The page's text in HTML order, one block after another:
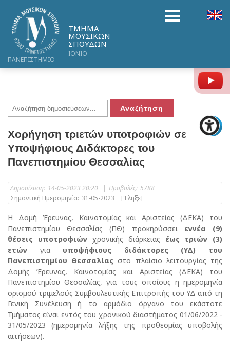
ΤΜΗΜΑ
ΜΟΥΣΙΚΩΝ
ΣΠΟΥΔΩΝ
ΙΟΝΙΟ
ΠΑΝΕΠΙΣΤΗΜΙΟ
Χορήγηση τριετών υποτροφιών σε
Υποψήφιους Διδάκτορες του
Πανεπιστημίου Θεσσαλίας
Δημοσίευση: 14-05-2023 20:20 | Προβολές: 5788
Σημαντική Ημερομηνία: 31-05-2023 [Έληξε]
Η Δομή Έρευνας, Καινοτομίας και Αριστείας (ΔΕΚΑ) του
Πανεπιστημίου Θεσσαλίας (ΠΘ) προκηρύσσει εννέα (9)
θέσεις υποτροφιών χρονικής διάρκειας έως τριών (3)
ετών για υποψήφιους διδάκτορες (ΥΔ) του
Πανεπιστημίου Θεσσαλίαςστο πλαίσιο λειτουργίας της
Δομής Έρευνας, Καινοτομίας και Αριστείας (ΔΕΚΑ) του
Πανεπιστημίου Θεσσαλίας, για τους οποίους η ημερομηνία
ορισμού τριμελούς Συμβουλευτικής Επιτροπής του ΥΔ από τη
Γενική Συνέλευση ή το αρμόδιο όργανο του εκάστοτε
Τμήματος είναι εντός του χρονικού διαστήματος 01/06/2022 -
31/05/2023 (ημερομηνία λήξης της προθεσμίας υποβολής
αιτήσεων).